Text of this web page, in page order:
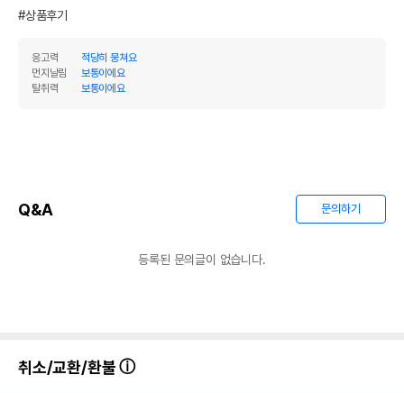
#상품후기
응고력
적당히 뭉쳐요
먼지날림
보통이에요
탈취력
보통이에요
Q&A 문의하기
등록된 문의글이 없습니다.
취소/교환/환불